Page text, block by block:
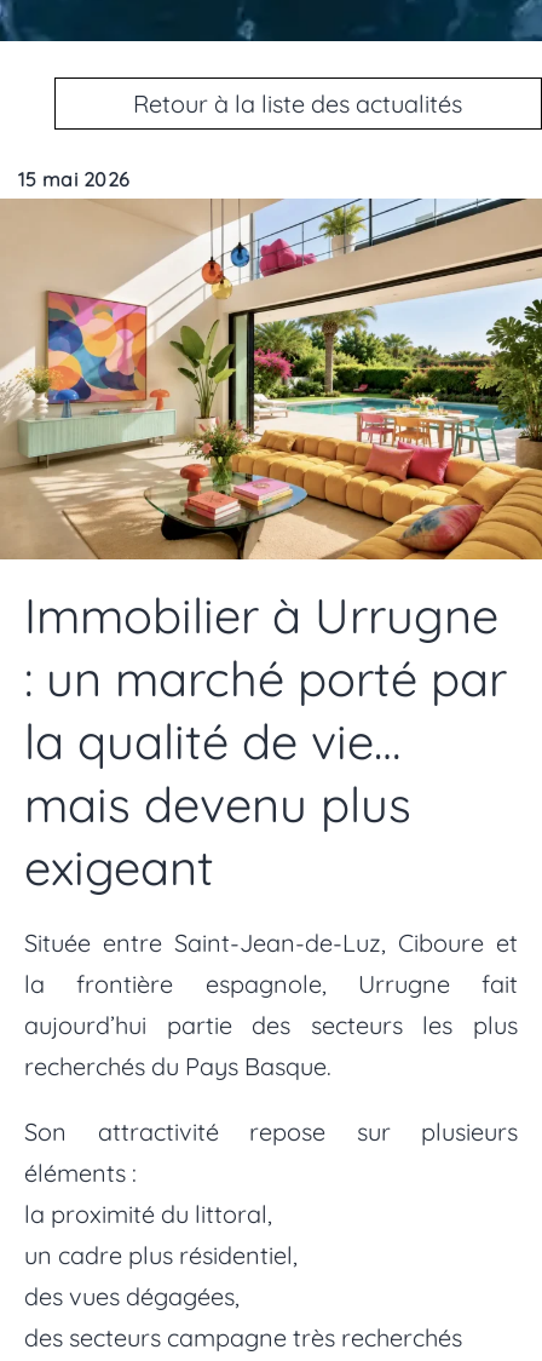
Retour à la liste des actualités
15 mai 2026
Immobilier à Urrugne
: un marché porté par
la qualité de vie…
mais devenu plus
exigeant
Située entre Saint-Jean-de-Luz, Ciboure et
la frontière espagnole, Urrugne fait
aujourd’hui partie des secteurs les plus
recherchés du Pays Basque.
Son attractivité repose sur plusieurs
éléments :
la proximité du littoral,
un cadre plus résidentiel,
des vues dégagées,
des secteurs campagne très recherchés